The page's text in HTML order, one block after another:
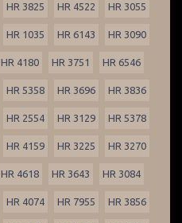
HR 3825 HR 4522 HR 3055
HR 1035 HR 6143 HR 3090
HR 4180 HR 3751 HR 6546
HR 5358 HR 3696 HR 3836
HR 2554 HR 3129 HR 5378
HR 4159 HR 3225 HR 3270
HR 4618 HR 3643 HR 3084
HR 4074 HR 7955 HR 3856